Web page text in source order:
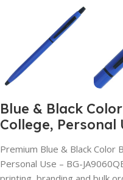
Blue & Black
College, Personal
Premium Blue & Black Color
Personal Use – BG-